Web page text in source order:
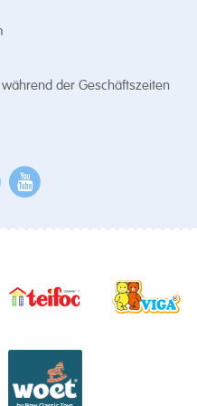
der Geschäftszeiten